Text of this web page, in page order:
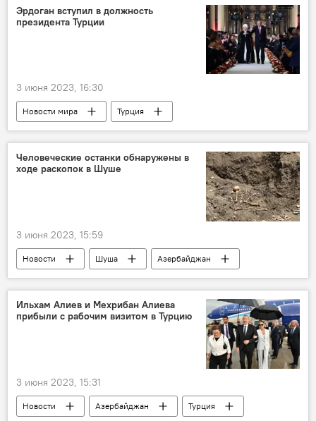
Артиллерия
Националисты
Эрдоган вступил в должность
президента Турции
3 июня 2023, 16:30
Новости мира
Турция
Азербайджан
Политика
Реджеп Тайип Эрдоган
Человеческие останки обнаружены в
ходе раскопок в Шуше
3 июня 2023, 15:59
Новости Шуша
Азербайджан
останки
Государственная комиссия по делам военнопленных, заложников и без вести пропавших лиц АР
раскопки
Ильхам Алиев и Мехрибан Алиева
прибыли с рабочим визитом в Турцию
3 июня 2023, 15:31
Новости Азербайджан
Турция